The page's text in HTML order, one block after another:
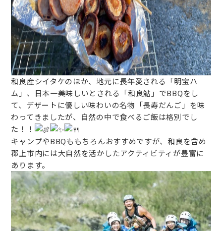
和良産シイタケのほか、地元に長年愛される「明宝ハ
ム」、日本一美味しいとされる「和良鮎」でBBQをし
て、デザートに優しい味わいの名物「長寿だんご」を味
わってきましたが、自然の中で食べるご飯は格別でし
た！！
キャンプやBBQももちろんおすすめですが、和良を含め
郡上市内には大自然を活かしたアクティビティが豊富に
あります。